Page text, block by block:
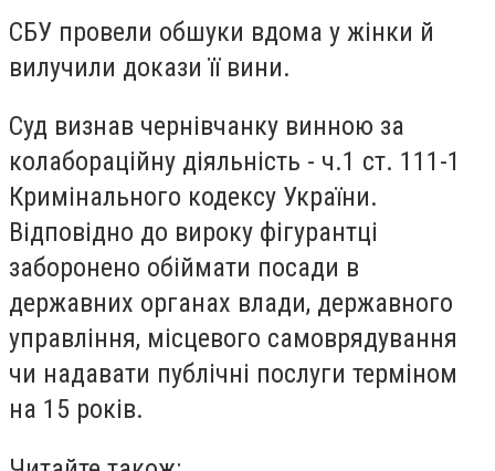
СБУ провели обшуки вдома у жінки й
вилучили докази її вини.
Суд визнав чернівчанку винною за
колабораційну діяльність - ч.1 ст. 111-1
Кримінального кодексу України.
Відповідно до вироку фігурантці
заборонено обіймати посади в
державних органах влади, державного
управління, місцевого самоврядування
чи надавати публічні послуги терміном
на 15 років.